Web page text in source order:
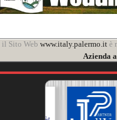
il Sito Web www.italy.palermo.itè
Azienda